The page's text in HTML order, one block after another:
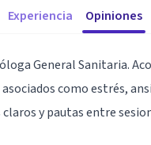
Experiencia Opiniones
General Sanitaria.
como estrés,
y pautas entre